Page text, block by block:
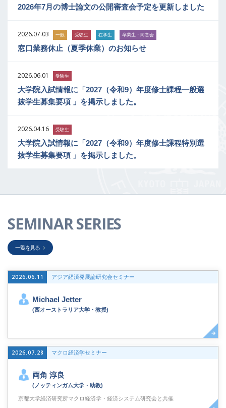
2026年7月の博士論文の公開審査会予定を更新しました
2026.07.03 一般 受験生 在学生 卒業生・同窓会
窓口業務休止（夏季休業）のお知らせ
2026.06.01 受験生
大学院入試情報に「2027（令和9）年度修士課程一般選
抜学生募集要項 」を掲示しました。
2026.04.16 受験生
大学院入試情報に「2027（令和9）年度修士課程特別選
抜学生募集要項 」を掲示しました。
SEMINAR SERIES
一覧を見る
2026.06.11 アジア経済発展論研究会セミナー
Michael Jetter
(西オーストラリア大学・教授)
2026.07.28 マクロ経済学セミナー
両角 淳良
(ノッティンガム大学・助教)
京都大学経済研究所マクロ経済学・経済システム研究会と共催